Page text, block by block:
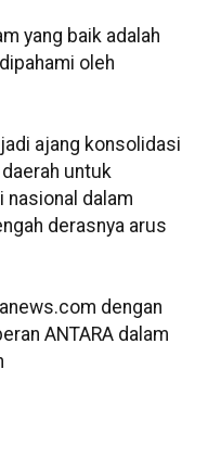
yang baik adalah
oleh
ajang konsolidasi
untuk
nasional dalam
derasnya arus
dengan
ANTARA dalam